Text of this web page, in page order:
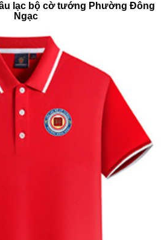
lạc bộ cờ tướng Phường Đông
Ngạc